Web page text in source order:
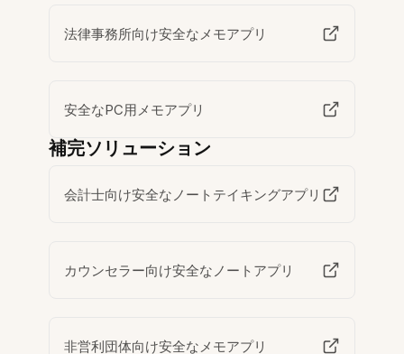
法律事務所向け安全なメモアプリ
安全なPC用メモアプリ
補完ソリューション
会計士向け安全なノートテイキングアプリ
カウンセラー向け安全なノートアプリ
非営利団体向け安全なメモアプリ